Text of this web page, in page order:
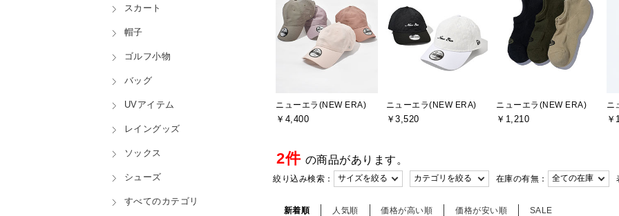
スカート
帽子
ゴルフ小物
バッグ
UVアイテム
レイングッズ
ソックス
シューズ
すべてのカテゴリ
ニューエラ(NEW ERA)
￥4,400
ニューエラ(NEW ERA)
￥3,520
ニューエラ(NEW ERA)
￥1,210
ニ
2件 の商品があります。
絞り込み検索： 在庫の有無：
新着順 人気順 価格が高い順 価格が安い順 SALE